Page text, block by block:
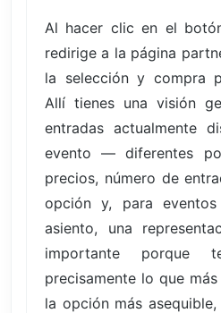
Al hacer clic en el
redirige a la página
la selección y compra
Allí tienes una visión
entradas actualmente
evento — diferentes
precios, número de
opción y, para
asiento, una
importante porque
precisamente lo que
la opción más